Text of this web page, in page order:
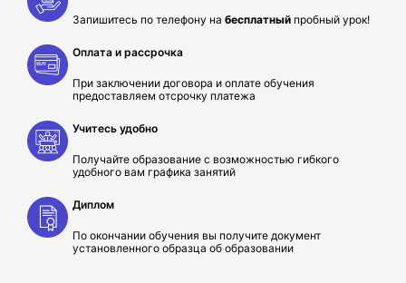
Запишитесь по телефону на бесплатный пробный урок!
Оплата и рассрочка
При заключении договора и оплате обучения
предоставляем отсрочку платежа
Учитесь удобно
Получайте образование с возможностью гибкого
удобного вам графика занятий
Диплом
По окончании обучения вы получите документ
установленного образца об образовании